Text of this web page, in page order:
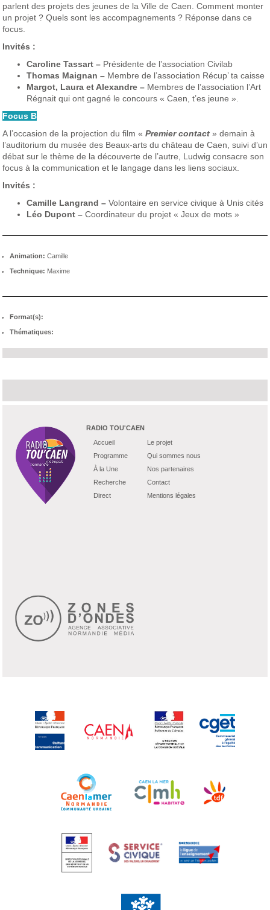
parlent des projets des jeunes de la Ville de Caen. Comment monter
un projet ? Quels sont les accompagnements ? Réponse dans ce
focus.
Invités :
Caroline Tassart – Présidente de l’association Civilab
Thomas Maignan – Membre de l’association Récup’ ta caisse
Margot, Laura et Alexandre – Membres de l’association l’Art
Régnait qui ont gagné le concours « Caen, t’es jeune ».
Focus B
A l’occasion de la projection du film « Premier contact » demain à
l’auditorium du musée des Beaux-arts du château de Caen, suivi d’un
débat sur le thème de la découverte de l’autre, Ludwig consacre son
focus à la communication et le langage dans les liens sociaux.
Invités :
Camille Langrand – Volontaire en service civique à Unis cités
Léo Dupont – Coordinateur du projet « Jeux de mots »
Animation: Camille
Technique: Maxime
Format(s):
Thématiques:
RADIO TOU'CAEN
Accueil
Programme
À la Une
Recherche
Direct
Le projet
Qui sommes nous
Nos partenaires
Contact
Mentions légales